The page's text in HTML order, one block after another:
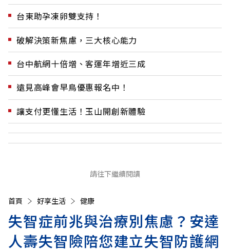
台東助孕凍卵雙支持！
破解決策新焦慮，三大核心能力
台中航網十倍增、客運年增近三成
遠見高峰會早鳥優惠報名中！
讓支付更懂生活！玉山開創新體驗
請往下繼續閱讀
首頁 好享生活 健康
失智症前兆與治療別焦慮？安達
人壽失智險陪您建立失智防護網